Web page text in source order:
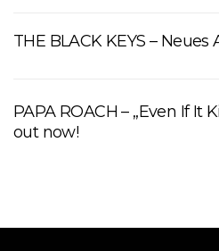
THE BLACK KEYS –
PAPA ROACH – „Even If It
out now!